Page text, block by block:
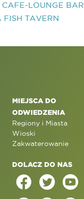
CAFE-LOUNGE BAR
TAVERN
MIEJSCA DO
ODWIEDZENIA
Regiony i Miasta
Wioski
Zakwaterowanie
DOLACZ DO NAS